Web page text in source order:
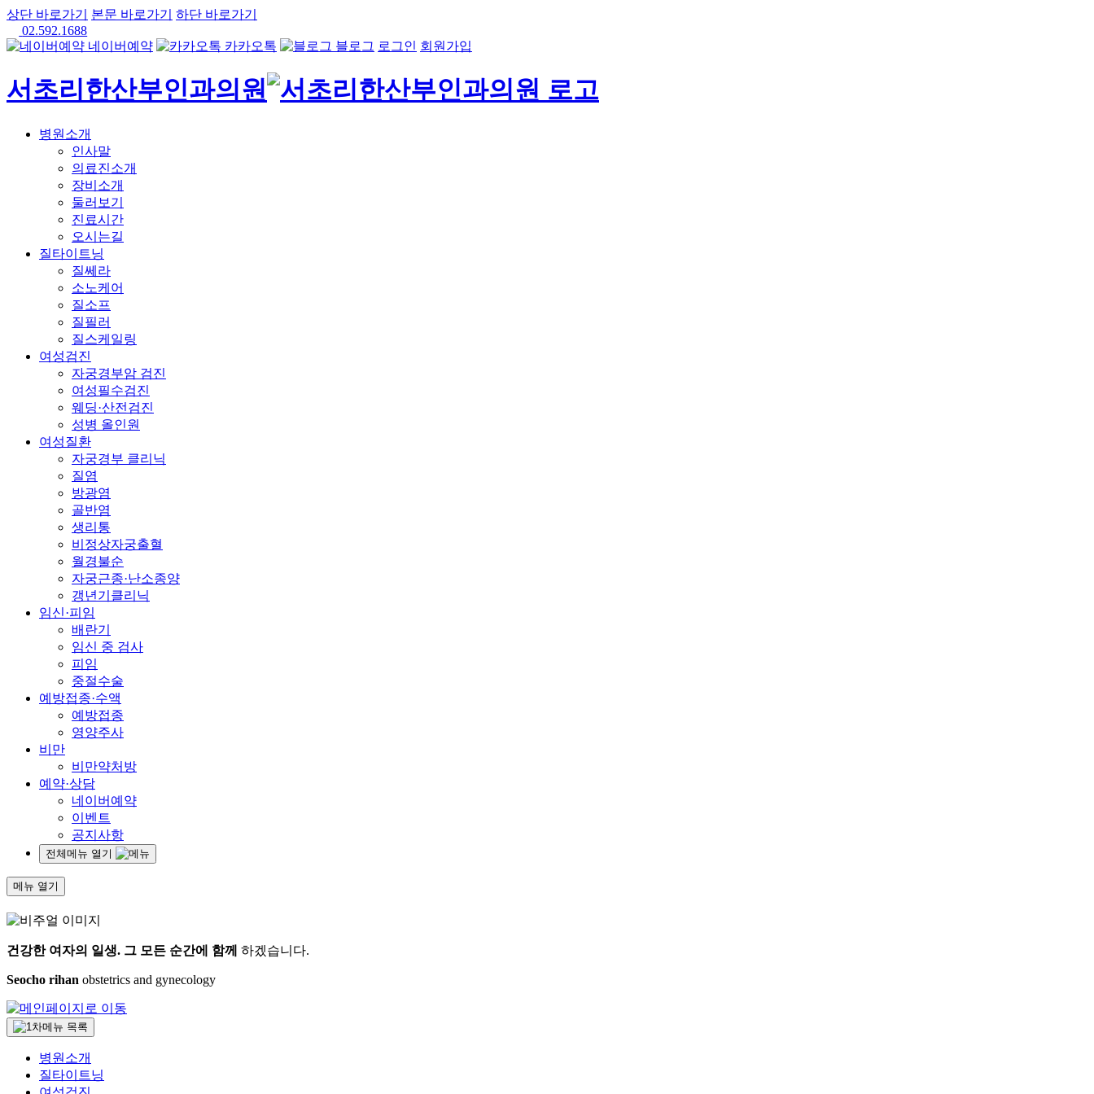
상단 바로가기 본문 바로가기
하단 바로가기
02.592.1688
네이버예약
카카오톡 블로그 로그인 회원가입
서초리한산부인과의원
병원소개
인사말
의료진소개
장비소개
둘러보기
진료시간
오시는길
질타이트닝
질쎄라
소노케어
질소프
질필러
질스케일링
여성검진
자궁경부암 검진
여성필수검진
웨딩·산전검진
성병 올인원
여성질환
자궁경부 클리닉
질염
방광염
골반염
생리통
비정상자궁출혈
월경불순
자궁근종·난소종양
갱년기클리닉
임신·피임
배란기
임신 중 검사
피임
중절수술
예방접종·수액
예방접종
영양주사
비만
비만약처방
예약·상담
네이버예약
이벤트
공지사항
전체메뉴 열기
메뉴 열기
건강한 여자의 일생. 그 모든 순간에 함께 하겠습니다.
Seocho rihan obstetrics and gynecology
병원소개
질타이트닝